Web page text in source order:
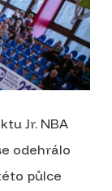
Jr. NBA
odehrálo
půlce